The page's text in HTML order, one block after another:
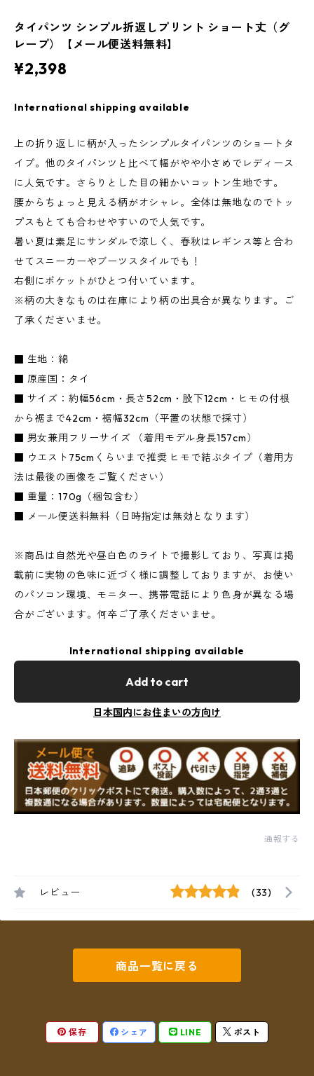
タイパンツ シンプル折返しプリント ショート丈（グ
レープ）【メール便送料無料】
¥2,398
International shipping available
上の折り返しに柄が入ったシンプルタイパンツのショートタ
イプ。他のタイパンツと比べて幅がやや小さめでレディース
に人気です。さらりとした目の細かいコットン生地です。
腰からちょっと見える柄がオシャレ。全体は無地なのでトッ
プスもとても合わせやすいので人気です。
暑い夏は素足にサンダルで涼しく、春秋はレギンス等と合わ
せてスニーカーやブーツスタイルでも！
右側にポケットがひとつ付いています。
※柄の大きなものは在庫により柄の出具合が異なります。ご
了承くださいませ。
■ 生地：綿
■ 原産国：タイ
■ サイズ：約幅56cm・長さ52cm・股下12cm・ヒモの付根
から裾まで42cm・裾幅32cm（平置の状態で採寸）
■ 男女兼用フリーサイズ （着用モデル身長157cm）
■ ウエスト75cmくらいまで推奨 ヒモで結ぶタイプ（着用方
法は最後の画像をご覧ください）
■ 重量：170g（梱包含む）
■ メール便送料無料（日時指定は無効となります）
※商品は自然光や昼白色のライトで撮影しており、写真は掲
載前に実物の色味に近づく様に調整しておりますが、お使い
のパソコン環境、モニター、携帯電話により色身が異なる場
合がございます。何卒ご了承くださいませ。
International shipping available
Add to cart
日本国内にお住まいの方向け
通報する
レビュー (33)
商品一覧に戻る
保存 シェア LINE ポスト